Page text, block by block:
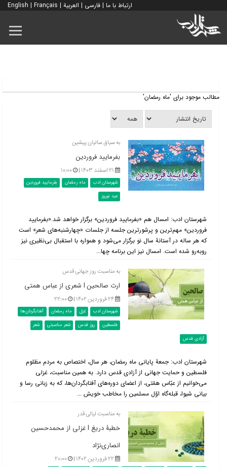
ارتباط با ما | فارسی | العربية |
English | Français
مطالب موجود برای 'ماه رمضان'
به سیاق سالیان پیشین
بفرمایید فروردین
۲۱ اسفند ۱۴۰۳ | ۱۰:۰۰
شهرستان ادب ماه رمضان
بفرمایید فروردین
عید نوروز
شهرستان ادب: امسال هم «بفرمایید فروردین» برگزار خواهد شد.«بفرمایید
فروردین» مهم‌ترین و پرشورترین جلسه از جلسات «چهارشنبه‌های شعر» است
که هر ساله در آستانۀ سال نو برگزار می‌شود و همواره با استقبال بی‌نظیری نیز
روبه‌رو شده است. امسال نیز این برنامه چها...
به مناسبت روز جهانی قدس
ارث صالحین l شعری از عباس همتی
۲۴ فروردین ۱۴۰۲ | ۲۲:۰۰
شهرستان ادب غزل ماه رمضان
آفتابگردان‌ها
فلسطین
روز قدس شعر مناسبتی
شعر
آزادی قدس
شهرستان ادب: جمعۀ پایانی ماه رمضان، هر سال، اختصاص به مردم مظلوم
فلسطین و حمایت جهانی از آزادی قدس دارد. به همین مناسبت، غزلی
می‌خوانیم از عبّاس همّتی، از اعضای دوره‌های آفتابگردان‌ها، که به زبانی رسا و
بیانی شیوا، قبله‌گاه اوّل مسلمین را مخاطب خویش ...
به مناسبت لیالی قدر
خطبۀ دریغ l غزلی از محمدحسین
انصاری‌نژاد
۲۲ فروردین ۱۴۰۲ | ۲۰:۰۰